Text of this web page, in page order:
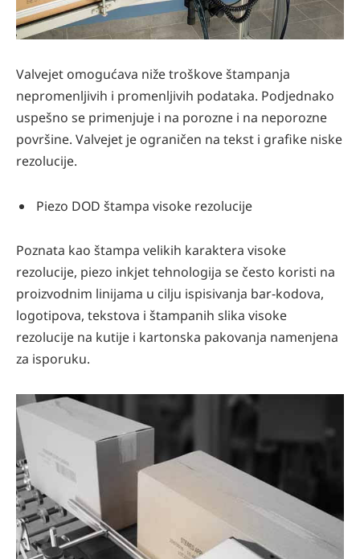
Valvejet omogućava niže troškove štampanja
nepromenljivih i promenljivih podataka. Podjednako
uspešno se primenjuje i na porozne i na neporozne
površine. Valvejet je ograničen na tekst i grafike niske
rezolucije.
Piezo DOD štampa visoke rezolucije
Poznata kao štampa velikih karaktera visoke
rezolucije, piezo inkjet tehnologija se često koristi na
proizvodnim linijama u cilju ispisivanja bar-kodova,
logotipova, tekstova i štampanih slika visoke
rezolucije na kutije i kartonska pakovanja namenjena
za isporuku.